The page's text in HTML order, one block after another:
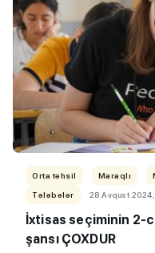
Orta təhsil Maraqlı
Tələbələr
28 Avqust 2024,
İxtisas seçiminin 2-
şansı ÇOXDUR